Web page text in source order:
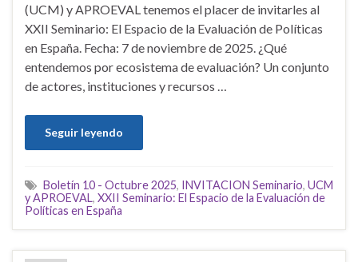
(UCM) y APROEVAL tenemos el placer de invitarles al
XXII Seminario: El Espacio de la Evaluación de Políticas
en España. Fecha: 7 de noviembre de 2025. ¿Qué
entendemos por ecosistema de evaluación? Un conjunto
de actores, instituciones y recursos …
Seguir leyendo
Boletín 10 - Octubre 2025, INVITACION Seminario, UCM
y APROEVAL, XXII Seminario: El Espacio de la Evaluación de
Políticas en España